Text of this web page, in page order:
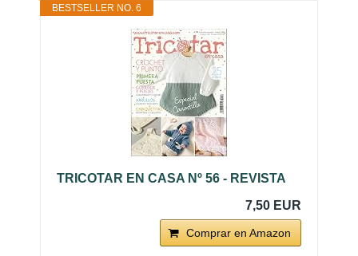
BESTSELLER NO. 6
TRICOTAR EN CASA Nº 56 - REVISTA
7,50 EUR
Comprar en Amazon